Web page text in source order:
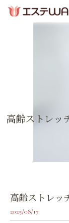
高齢ストレ
高齢ストレ
2025/08/17